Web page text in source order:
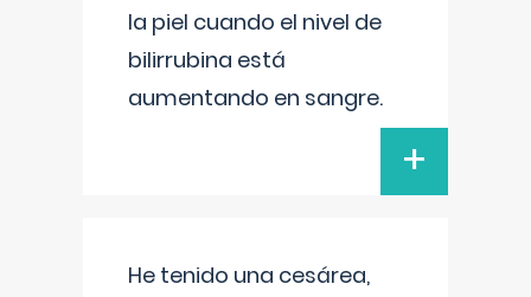
la piel cuando el nivel de
bilirrubina está
aumentando en sangre.
+
He tenido una cesárea,